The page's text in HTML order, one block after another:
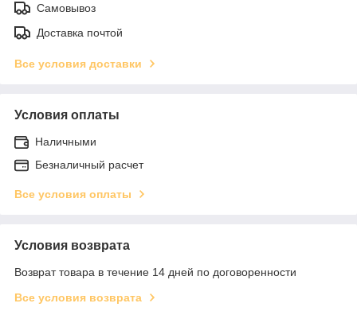
Самовывоз
Доставка почтой
Все условия доставки
Условия оплаты
Наличными
Безналичный расчет
Все условия оплаты
Условия возврата
Возврат товара в течение 14 дней по договоренности
Все условия возврата